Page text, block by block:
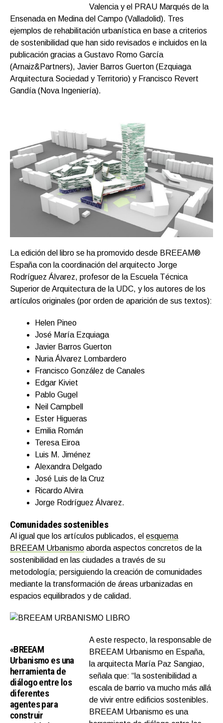
Valencia y el PRAU Marqués de la
Ensenada en Medina del Campo (Valladolid). Tres
ejemplos de rehabilitación urbanística en base a criterios
de sostenibilidad que han sido revisados e incluidos en la
publicación gracias a Gustavo Romo García
(Arnaiz&Partners), Javier Barros Guerton (Ezquiaga
Arquitectura Sociedad y Territorio) y Francisco Revert
Gandía (Nova Ingeniería).
La edición del libro se ha promovido desde BREEAM®
España con la coordinación del arquitecto Jorge
Rodríguez Álvarez, profesor de la Escuela Técnica
Superior de Arquitectura de la UDC, y los autores de los
artículos originales (por orden de aparición de sus textos):
Helen Pineo
José María Ezquiaga
Javier Barros Guerton
Nuria Álvarez Lombardero
Francisco González de Canales
Edgar Kiviet
Pablo Gugel
Neil Campbell
Ester Higueras
Emilia Román
Teresa Eiroa
Luis M. Jiménez
Alexandra Delgado
José Luis de la Cruz
Ricardo Alvira
Jorge Rodríguez Álvarez.
Comunidades sostenibles
Al igual que los artículos publicados, el esquema
BREEAM Urbanismo aborda aspectos concretos de la
sostenibilidad en las ciudades a través de su
metodología; persiguiendo la creación de comunidades
mediante la transformación de áreas urbanizadas en
espacios equilibrados y de calidad.
«BREEAM
Urbanismo es una
herramienta de
diálogo entre los
diferentes
agentes para
construir
A este respecto, la responsable de
BREEAM Urbanismo en España,
la arquitecta María Paz Sangiao,
señala que: “la sostenibilidad a
escala de barrio va mucho más allá
de vivir entre edificios sostenibles.
BREEAM Urbanismo es una